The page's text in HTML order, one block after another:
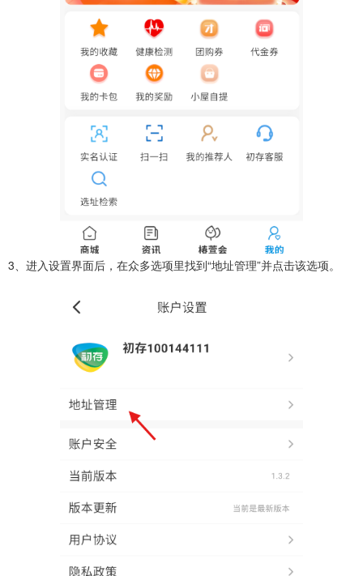
3、进入设置界面后，在众多选项里找到“地址管理”并点击该选项。